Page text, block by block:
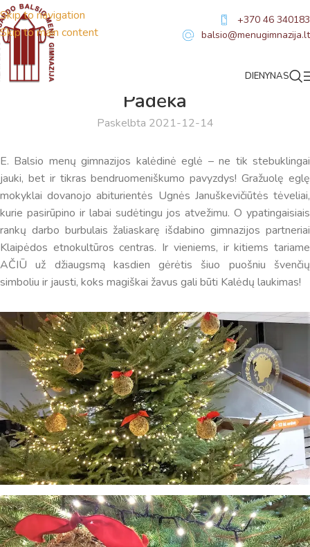
Skip to navigation
Skip to main content
+370 46 340183
balsio@menugimnazija.lt
DIENYNAS
Padėka
Paskelbta 2021-12-14
E. Balsio menų gimnazijos kalėdinė eglė – ne tik stebuklingai
jauki, bet ir tikras bendruomeniškumo pavyzdys! Gražuolę eglę
mokyklai dovanojo abiturientės Ugnės Januškevičiūtės tėveliai,
kurie pasirūpino ir labai sudėtingu jos atvežimu. O ypatingaisiais
rankų darbo burbulais žaliaskarę išdabino gimnazijos partneriai
Klaipėdos etnokultūros centras. Ir vieniems, ir kitiems tariame
AČIŪ už džiaugsmą kasdien gėrėtis šiuo puošniu švenčių
simboliu ir jausti, koks magiškai žavus gali būti Kalėdų laukimas!
Virtualus asistentas E. Balsio gimnazijos DI
Sveiki! Taip, aš esu virtualus. Tačiau dirbtinis intelektas
suteikia man galimybę ne tik analizuoti Jūsų klausimą, bet
dar tobulai atsimenu visą šioje svetainėje pateiktą
informaciją. Jei visgi man pritrūks išmanumo - pateiksiu
Jums reikiamus kontaktus, kur galėsite pasiklausti
atsakingo specialisto.
Taigi... kuo galėčiau Jums padėti?